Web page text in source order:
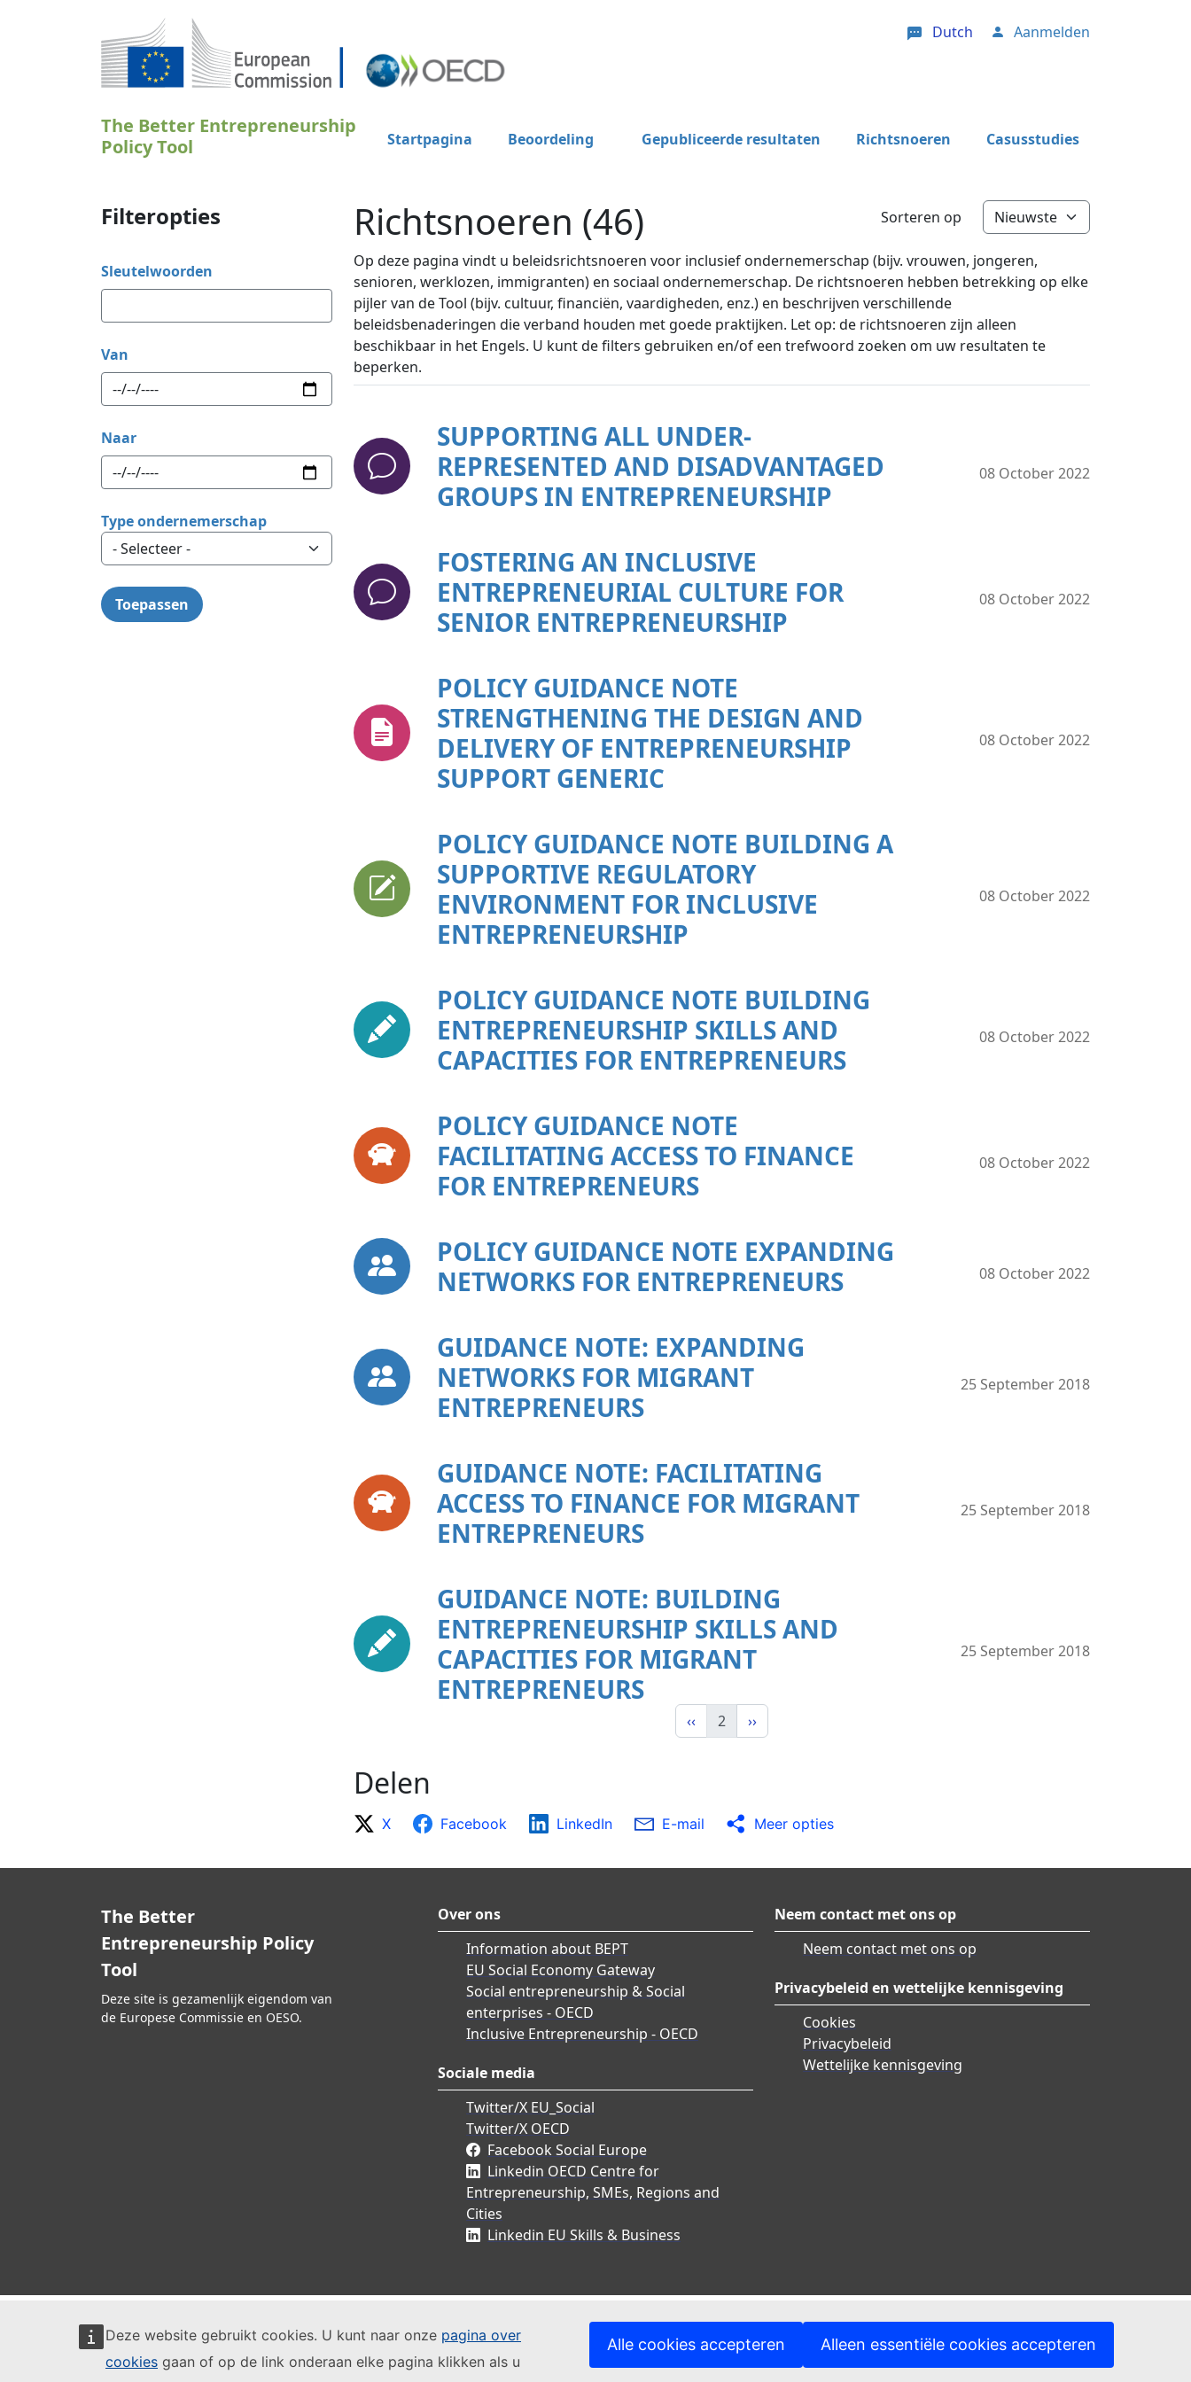
Overslaan en naar de inhoud gaan
Deze website gebruikt cookies. U kunt naar onze pagina over
cookies gaan of op de link onderaan elke pagina klikken als u
Alle cookies accepteren Alleen essentiële cookies accepteren
Dutch User account menu
Aanmelden
The Better Entrepreneurship
Policy Tool
Startpagina Beoordeling Gepubliceerde resultaten Richtsnoeren Casusstudies
Filteropties
Sleutelwoorden
Van
Naar
Type ondernemerschap
Sorteren op
Richtsnoeren (46)
Op deze pagina vindt u beleidsrichtsnoeren voor inclusief ondernemerschap (bijv. vrouwen, jongeren,
senioren, werklozen, immigranten) en sociaal ondernemerschap. De richtsnoeren hebben betrekking op elke
pijler van de Tool (bijv. cultuur, financiën, vaardigheden, enz.) en beschrijven verschillende
beleidsbenaderingen die verband houden met goede praktijken. Let op: de richtsnoeren zijn alleen
beschikbaar in het Engels. U kunt de filters gebruiken en/of een trefwoord zoeken om uw resultaten te
beperken.
SUPPORTING ALL UNDER-
REPRESENTED AND DISADVANTAGED
GROUPS IN ENTREPRENEURSHIP
08 October 2022
FOSTERING AN INCLUSIVE
ENTREPRENEURIAL CULTURE FOR
SENIOR ENTREPRENEURSHIP
08 October 2022
POLICY GUIDANCE NOTE
STRENGTHENING THE DESIGN AND
DELIVERY OF ENTREPRENEURSHIP
SUPPORT GENERIC
08 October 2022
POLICY GUIDANCE NOTE BUILDING A
SUPPORTIVE REGULATORY
ENVIRONMENT FOR INCLUSIVE
ENTREPRENEURSHIP
08 October 2022
POLICY GUIDANCE NOTE BUILDING
ENTREPRENEURSHIP SKILLS AND
CAPACITIES FOR ENTREPRENEURS
08 October 2022
POLICY GUIDANCE NOTE
FACILITATING ACCESS TO FINANCE
FOR ENTREPRENEURS
08 October 2022
POLICY GUIDANCE NOTE EXPANDING
NETWORKS FOR ENTREPRENEURS
08 October 2022
GUIDANCE NOTE: EXPANDING
NETWORKS FOR MIGRANT
ENTREPRENEURS
25 September 2018
GUIDANCE NOTE: FACILITATING
ACCESS TO FINANCE FOR MIGRANT
ENTREPRENEURS
25 September 2018
GUIDANCE NOTE: BUILDING
ENTREPRENEURSHIP SKILLS AND
CAPACITIES FOR MIGRANT
ENTREPRENEURS
25 September 2018
‹‹ 2 ››
Delen
X Facebook LinkedIn E-mail Meer opties
The Better
Entrepreneurship Policy
Tool
Deze site is gezamenlijk eigendom van
de Europese Commissie en OESO.
Over ons
Information about BEPT
EU Social Economy Gateway
Social entrepreneurship & Social
enterprises - OECD
Inclusive Entrepreneurship - OECD
Sociale media
Twitter/X EU_Social
Twitter/X OECD
Facebook Social Europe
Linkedin OECD Centre for
Entrepreneurship, SMEs, Regions and
Cities
Linkedin EU Skills & Business
Neem contact met ons op
Neem contact met ons op
Privacybeleid en wettelijke kennisgeving
Cookies
Privacybeleid
Wettelijke kennisgeving